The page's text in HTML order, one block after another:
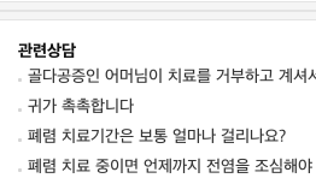
관련상담
골다공증인 어머님이 치료를 거부하고 계셔
귀가 촉촉합니다
폐렴 치료기간은 보통 얼마나 걸리나요?
폐렴 치료 중이면 언제까지 전염을 조심해